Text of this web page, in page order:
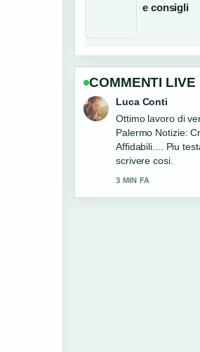
e consigli
COMMENTI LIVE
Andrea Greco
Ottima analisi di
2025: Guida
piu chiara che
5 MIN FA